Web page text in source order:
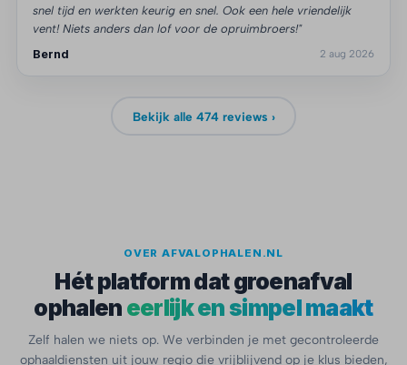
snel tijd en werkten keurig en snel. Ook een hele vriendelijk
vent! Niets anders dan lof voor de opruimbroers!"
Bernd
2 aug 2026
Bekijk alle 474 reviews ›
OVER AFVALOPHALEN.NL
Hét platform dat groenafval
ophalen eerlijk en simpel maakt
Zelf halen we niets op. We verbinden je met gecontroleerde
ophaaldiensten uit jouw regio die vrijblijvend op je klus bieden,